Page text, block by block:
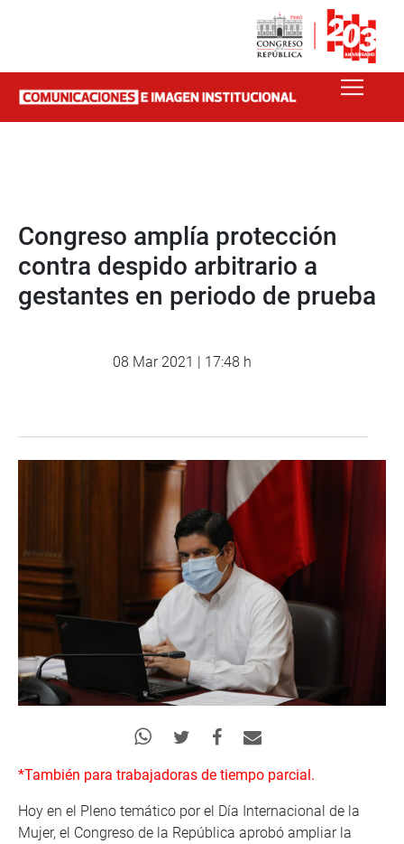
Congreso amplía protección
contra despido arbitrario a
gestantes en periodo de prueba
08 Mar 2021 | 17:48 h
*También para trabajadoras de tiempo parcial.
Hoy en el Pleno temático por el Día Internacional de la
Mujer, el Congreso de la República aprobó ampliar la